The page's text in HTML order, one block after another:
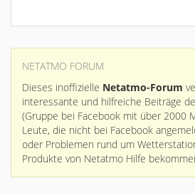
NETATMO FORUM
Dieses inoffizielle Netatmo-Forum
interessante und hilfreiche Beiträge
(Gruppe bei Facebook mit über 2000
Leute, die nicht bei Facebook
oder Problemen rund um
Produkte von Netatmo Hilfe